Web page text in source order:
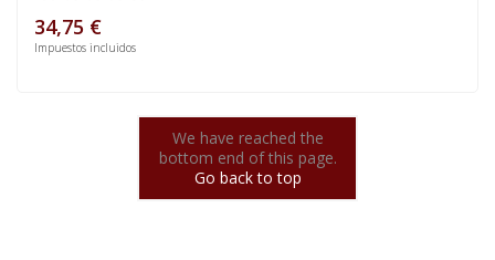
34,75 €
Impuestos incluidos
We have reached the
bottom end of this page.
Go back to top